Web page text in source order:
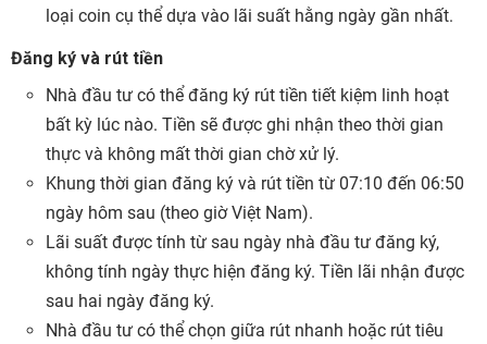
loại coin cụ thể dựa vào lãi suất hằng ngày gần nhất.
Đăng ký và rút tiền
Nhà đầu tư có thể đăng ký rút tiền tiết kiệm linh hoạt
bất kỳ lúc nào. Tiền sẽ được ghi nhận theo thời gian
thực và không mất thời gian chờ xử lý.
Khung thời gian đăng ký và rút tiền từ 07:10 đến 06:50
ngày hôm sau (theo giờ Việt Nam).
Lãi suất được tính từ sau ngày nhà đầu tư đăng ký,
không tính ngày thực hiện đăng ký. Tiền lãi nhận được
sau hai ngày đăng ký.
Nhà đầu tư có thể chọn giữa rút nhanh hoặc rút tiêu